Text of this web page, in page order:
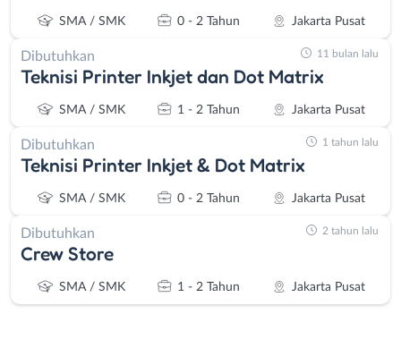
SMA / SMK 0 - 2 Tahun Jakarta Pusat
Dibutuhkan
Teknisi Printer Inkjet dan Dot Matrix
SMA / SMK 1 - 2 Tahun Jakarta Pusat
11 bulan lalu
Dibutuhkan
Teknisi Printer Inkjet & Dot Matrix
SMA / SMK 0 - 2 Tahun Jakarta Pusat
1 tahun lalu
Dibutuhkan
Crew Store
SMA / SMK 1 - 2 Tahun Jakarta Pusat
2 tahun lalu